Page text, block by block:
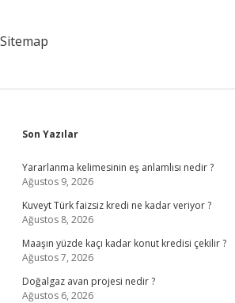
Sitemap
Sidebar
Son Yazılar
Yararlanma kelimesinin eş anlamlısı nedir ?
Ağustos 9, 2026
Kuveyt Türk faizsiz kredi ne kadar veriyor ?
Ağustos 8, 2026
Maaşın yüzde kaçı kadar konut kredisi çekilir ?
Ağustos 7, 2026
Doğalgaz avan projesi nedir ?
Ağustos 6, 2026